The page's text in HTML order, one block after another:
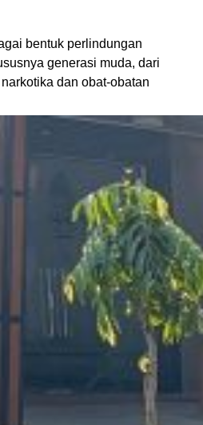
bentuk perlindungan
generasi muda, dari
dan obat-obatan